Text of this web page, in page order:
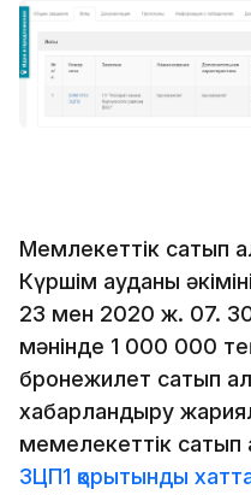
Мемлекеттік сатып
Күршім ауданы
23 мен 2020 ж. 07.
мәнінде 1 000 000
бронежилет сатып
хабарландыру
мемелекеттік сатып
ЗЦП1 қорытынды